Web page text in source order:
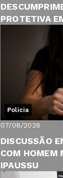
PROTETIVA
Policia
07/08/2026
DISCUSSÃO
COM HOMEM
IPAUSSU